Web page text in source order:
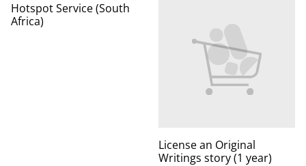
Hotspot Service (South
Africa)
License an Original
Writings story (1 year)